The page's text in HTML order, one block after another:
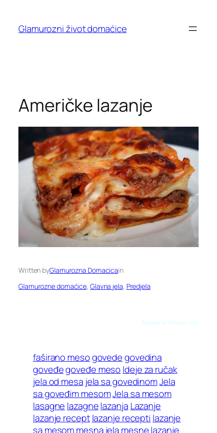
content
Glamurozni život domaćice
Američke lazanje
Written byGlamurozna Domacicain
Glamurozne domaćice, Glavna jela, Predjela
Preuzeto sa allrecipes.com
faširano mesogovedegovedina
goveđegoveđe meso Ideje za ručak
jela od mesa jela sa govedinomJela
sa goveđim mesomJela sa mesom
lasagne lazagnelazanja Lazanje
lazanje recept lazanje recepti lazanje
sa mesommesna jela mesne lazanje